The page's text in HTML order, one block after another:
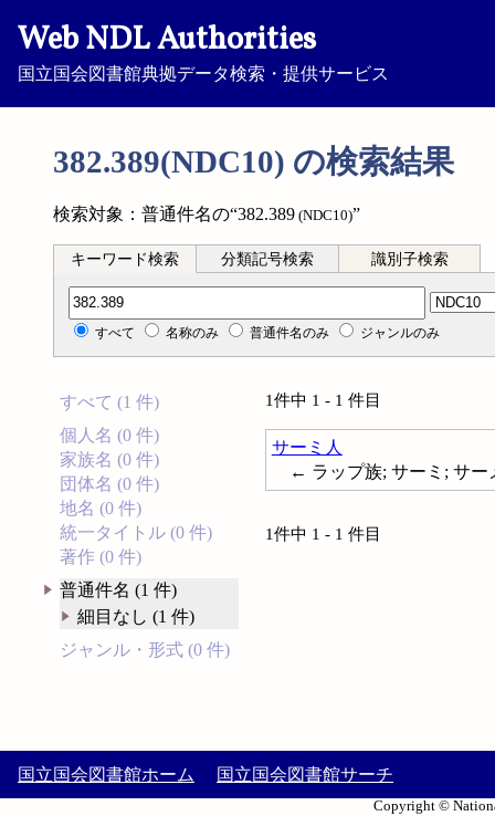
Web NDL Authorities
国立国会図書館典拠データ検索・提供サービス
382.389(NDC10) の検索結果
検索対象：普通件名の“382.389 (NDC10)”
キーワード検索 分類記号検索 識別子検索
分類記号検索
すべて 名称のみ 普通件名のみ ジャンルのみ
すべて (1 件)
個人名 (0 件)
家族名 (0 件)
団体名 (0 件)
地名 (0 件)
統一タイトル (0 件)
著作 (0 件)
普通件名 (1 件)
細目なし (1 件)
ジャンル・形式 (0 件)
1件中 1 - 1 件目
サーミ人
← ラップ族; サーミ; サー
1件中 1 - 1 件目
国立国会図書館ホーム 国立国会図書館サーチ
Copyright ©